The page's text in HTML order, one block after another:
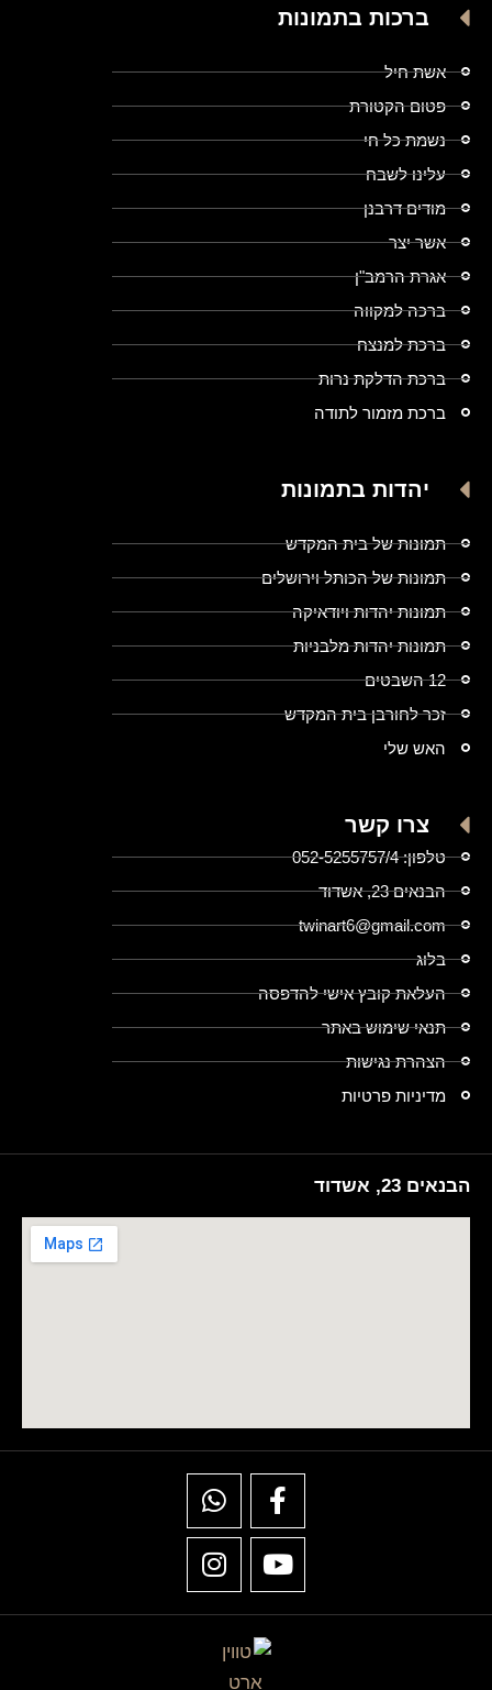
ברכות בתמונות
אשת חיל
פטום הקטורת
נשמת כל חי
עלינו לשבח
מודים דרבנן
אשר יצר
אגרת הרמב"ן
ברכה למקווה
ברכת למנצח
ברכת הדלקת נרות
ברכת מזמור לתודה
יהדות בתמונות
תמונות של בית המקדש
תמונות של הכותל וירושלים
תמונות יהדות ויודאיקה
תמונות יהדות מלבניות
12 השבטים
זכר לחורבן בית המקדש
האש שלי
צרו קשר
טלפון: 052-5255757/4
הבנאים 23, אשדוד
twinart6@gmail.com
בלוג
העלאת קובץ אישי להדפסה
תנאי שימוש באתר
הצהרת נגישות
מדיניות פרטיות
הבנאים 23, אשדוד